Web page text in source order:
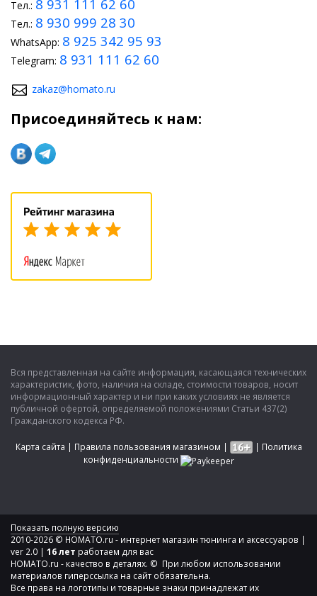
Тел.: 8 931 111 62 60
Тел.: 8 930 999 28 30
WhatsApp: 8 925 342 95 93
Telegram: 8 931 111 62 60
zakaz@homato.ru
Присоединяйтесь к нам:
Вся представленная на сайте информация, касающаяся технических
характеристик, фото, наличия на складе, стоимости товаров, носит
информационный характер и ни при каких условиях не является
публичной офертой, определяемой положениями Статьи 437(2)
Гражданского кодекса РФ.
Карта сайта | Правила пользования магазином | | Политика
конфиденциальности
Показать полную версию
2010-2026 © HOMATO.ru - интернет магазин тюнинга и аксессуаров |
ver 2.0 | 16 лет работаем для вас
HOMATO.ru - качество в деталях. © При любом использовании
материалов гиперссылка на сайт обязательна.
Все права на логотипы и товарные знаки принадлежат их